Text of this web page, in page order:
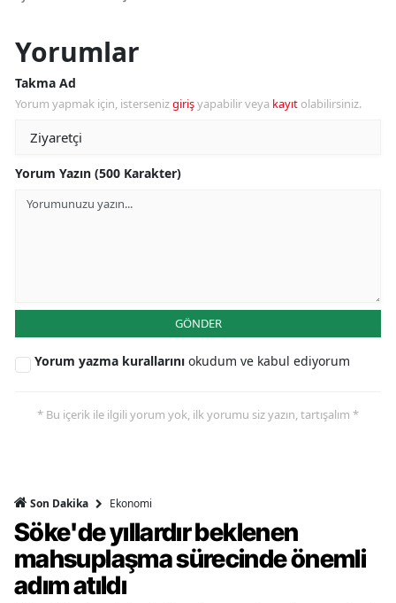
Yorumlar
Takma Ad
Yorum yapmak için, istersenizgirişyapabilir veya kayıt olabilirsiniz.
Yorum Yazın (500 Karakter)
GÖNDER
Yorum yazma kurallarını okudum ve kabul ediyorum
* Bu içerik ile ilgili yorum yok, ilk yorumu siz yazın, tartışalım *
Son Dakika Ekonomi
Söke'de yıllardır beklenen
mahsuplaşma sürecinde önemli
adım atıldı